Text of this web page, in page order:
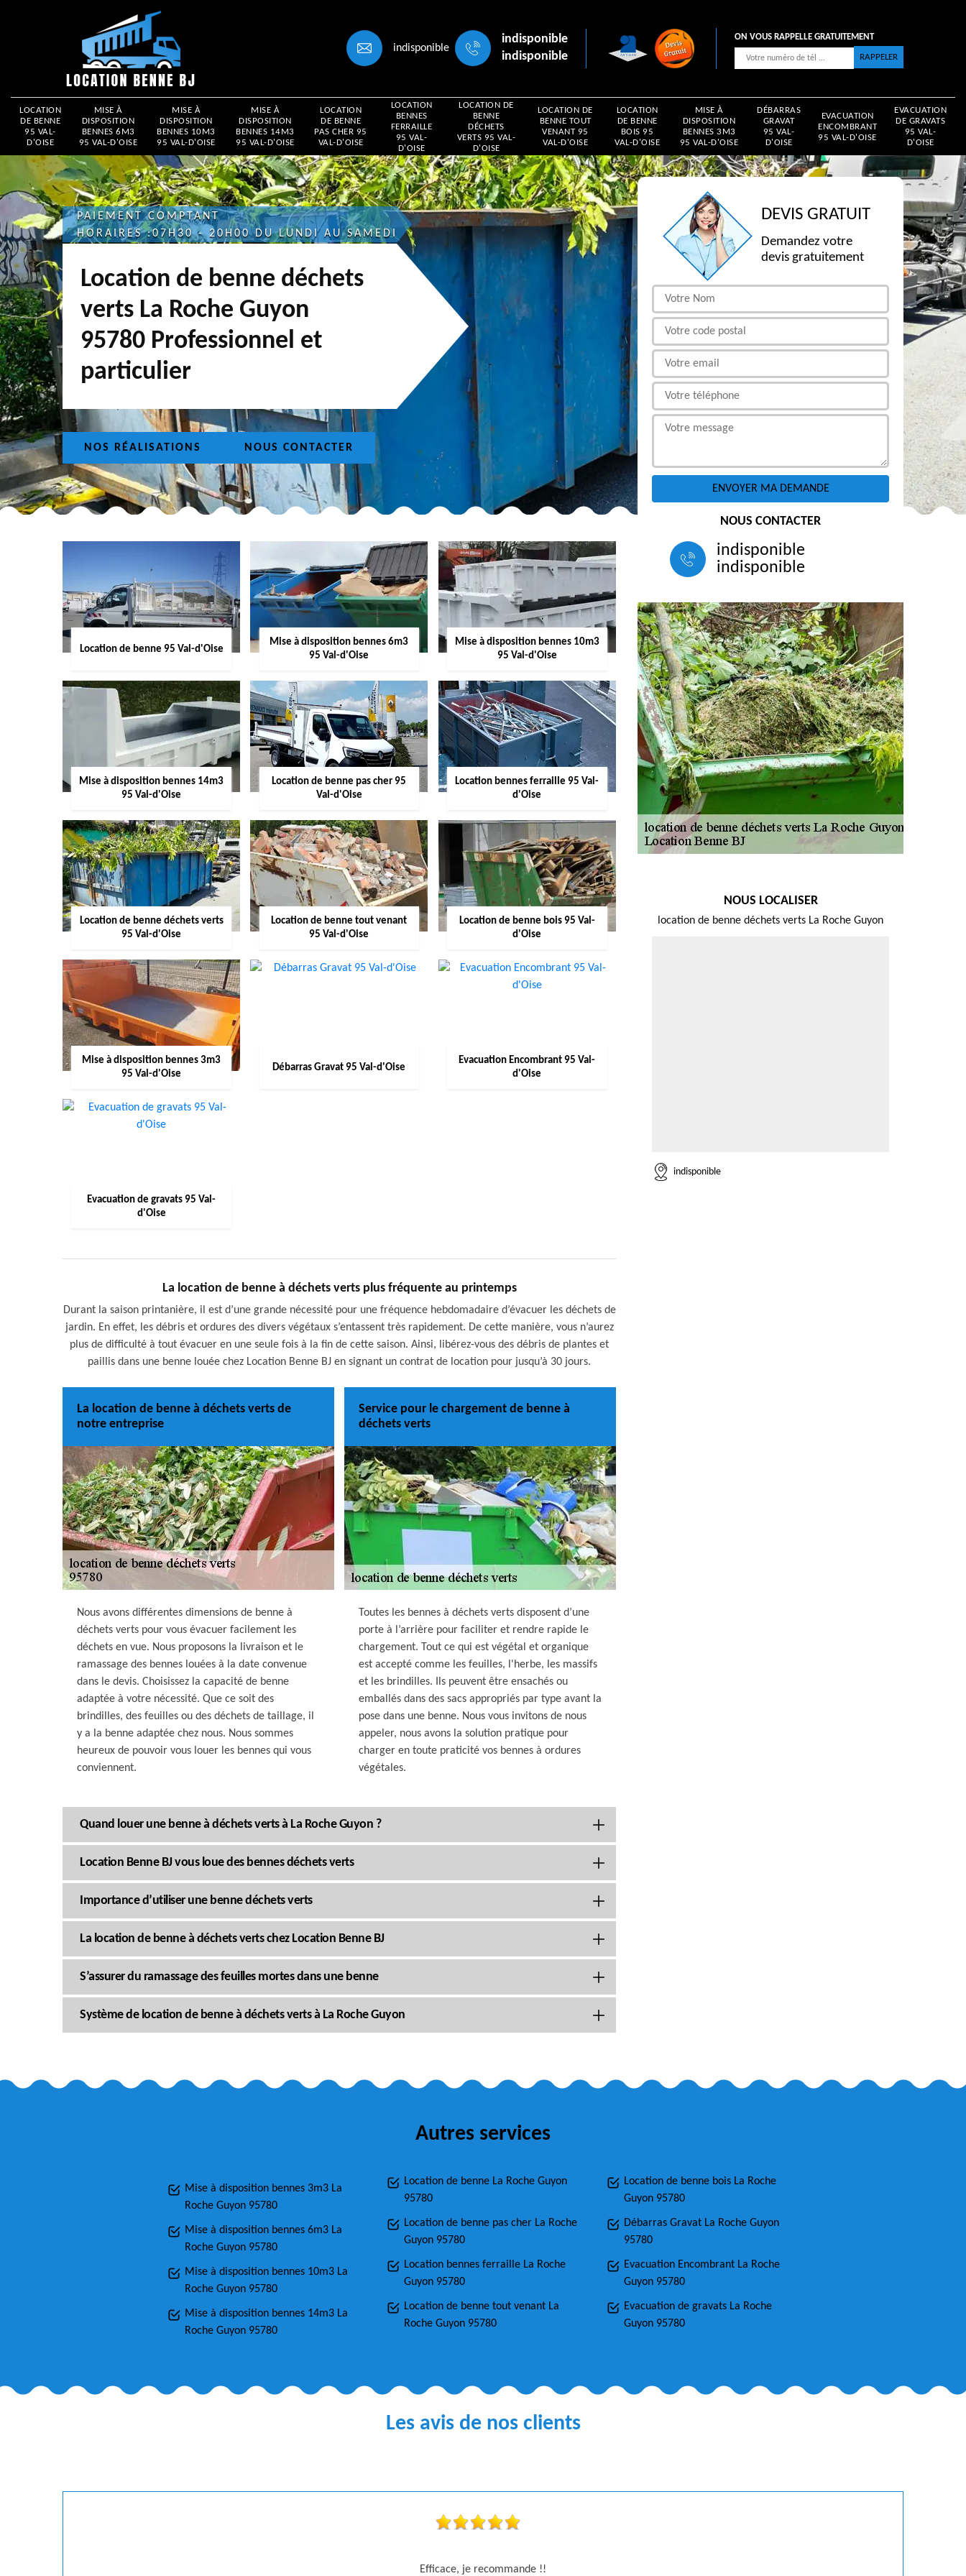
indisponible
indisponible
indisponible
ON VOUS RAPPELLE GRATUITEMENT
LOCATION
DE BENNE
95 VAL-
D'OISE
MISE À
DISPOSITION
BENNES 6M3
95 VAL-D'OISE
MISE À
DISPOSITION
BENNES 10M3
95 VAL-D'OISE
MISE À
DISPOSITION
BENNES 14M3
95 VAL-D'OISE
LOCATION
DE BENNE
PAS CHER 95
VAL-D'OISE
LOCATION
BENNES
FERRAILLE
95 VAL-
D'OISE
LOCATION DE
BENNE
DÉCHETS
VERTS 95 VAL-
D'OISE
LOCATION DE
BENNE TOUT
VENANT 95
VAL-D'OISE
LOCATION
DE BENNE
BOIS 95
VAL-D'OISE
MISE À
DISPOSITION
BENNES 3M3
95 VAL-D'OISE
DÉBARRAS
GRAVAT
95 VAL-
D'OISE
EVACUATION
ENCOMBRANT
95 VAL-D'OISE
EVACUATION
DE GRAVATS
95 VAL-
D'OISE
PAIEMENT COMPTANT
HORAIRES :07H30 - 20H00 DU LUNDI AU SAMEDI
Location de benne déchets
verts La Roche Guyon
95780 Professionnel et
particulier
NOS RÉALISATIONS NOUS CONTACTER
Location de benne 95 Val-d'Oise
Mise à disposition bennes 6m3
95 Val-d'Oise
Mise à disposition bennes 10m3
95 Val-d'Oise
Mise à disposition bennes 14m3
95 Val-d'Oise
Location de benne pas cher 95
Val-d'Oise
Location bennes ferraille 95 Val-
d'Oise
Location de benne déchets verts
95 Val-d'Oise
Location de benne tout venant
95 Val-d'Oise
Location de benne bois 95 Val-
d'Oise
Mise à disposition bennes 3m3
95 Val-d'Oise
Débarras Gravat 95 Val-d'Oise
Evacuation Encombrant 95 Val-
d'Oise
Evacuation de gravats 95 Val-
d'Oise
La location de benne à déchets verts plus fréquente au printemps
Durant la saison printanière, il est d’une grande nécessité pour une fréquence hebdomadaire d’évacuer les déchets de
jardin. En effet, les débris et ordures des divers végétaux s’entassent très rapidement. De cette manière, vous n’aurez
plus de difficulté à tout évacuer en une seule fois à la fin de cette saison. Ainsi, libérez-vous des débris de plantes et
paillis dans une benne louée chez Location Benne BJ en signant un contrat de location pour jusqu’à 30 jours.
La location de benne à déchets verts de
notre entreprise
Nous avons différentes dimensions de benne à
déchets verts pour vous évacuer facilement les
déchets en vue. Nous proposons la livraison et le
ramassage des bennes louées à la date convenue
dans le devis. Choisissez la capacité de benne
adaptée à votre nécessité. Que ce soit des
brindilles, des feuilles ou des déchets de taillage, il
y a la benne adaptée chez nous. Nous sommes
heureux de pouvoir vous louer les bennes qui vous
conviennent.
Service pour le chargement de benne à
déchets verts
Toutes les bennes à déchets verts disposent d’une
porte à l’arrière pour faciliter et rendre rapide le
chargement. Tout ce qui est végétal et organique
est accepté comme les feuilles, l'herbe, les massifs
et les brindilles. Ils peuvent être ensachés ou
emballés dans des sacs appropriés par type avant la
pose dans une benne. Nous vous invitons de nous
appeler, nous avons la solution pratique pour
charger en toute praticité vos bennes à ordures
végétales.
Quand louer une benne à déchets verts à La Roche Guyon ?
Location Benne BJ vous loue des bennes déchets verts
Importance d’utiliser une benne déchets verts
La location de benne à déchets verts chez Location Benne BJ
S’assurer du ramassage des feuilles mortes dans une benne
Système de location de benne à déchets verts à La Roche Guyon
DEVIS GRATUIT
Demandez votre
devis gratuitement
NOUS CONTACTER
indisponible
indisponible
NOUS LOCALISER
location de benne déchets verts La Roche Guyon
indisponible
Autres services
Mise à disposition bennes 3m3 La
Roche Guyon 95780
Mise à disposition bennes 6m3 La
Roche Guyon 95780
Mise à disposition bennes 10m3 La
Roche Guyon 95780
Mise à disposition bennes 14m3 La
Roche Guyon 95780
Location de benne La Roche Guyon
95780
Location de benne pas cher La Roche
Guyon 95780
Location bennes ferraille La Roche
Guyon 95780
Location de benne tout venant La
Roche Guyon 95780
Location de benne bois La Roche
Guyon 95780
Débarras Gravat La Roche Guyon
95780
Evacuation Encombrant La Roche
Guyon 95780
Evacuation de gravats La Roche
Guyon 95780
Les avis de nos clients
Efficace, je recommande !!